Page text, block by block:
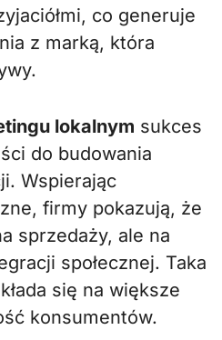
co generuje
z marką, która
lokalnym sukces
do budowania
Wspierając
firmy pokazują, że
sprzedaży, ale na
społecznej. Taka
się na większe
konsumentów.